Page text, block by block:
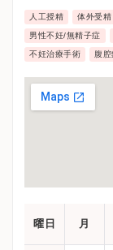
人工授精 体外受精
男性不妊/無精子症
不妊治療手術 腹
曜日 月